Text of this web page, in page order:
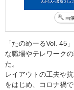
画
「たのめーるVol. 45
な職場やテレワーク
た。
レイアウトの工夫や
をはじめ、コロナ禍